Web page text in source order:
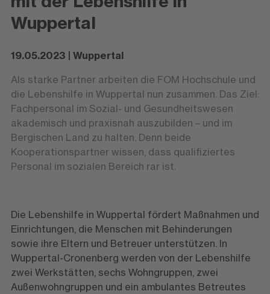
Wuppertal
19.05.2023 | Wuppertal
Als starke Partner arbeiten die FOM Hochschule und
die Lebenshilfe in Wuppertal nun zusammen. Das Ziel:
Fachpersonal im Sozial- und Gesundheitswesen
akademisch und praxisnah auszubilden – und im
Bergischen Land zu halten. Denn beide
Kooperationspartner wissen, dass qualifiziertes
Personal im sozialen Bereich rar ist.
Die Lebenshilfe in Wuppertal fördert Maßnahmen und
Einrichtungen, die Menschen mit Behinderungen
sowie ihre Eltern und Betreuer unterstützen. In
Wuppertal-Cronenberg werden von der Lebenshilfe
zwei Werkstätten, sechs Wohngruppen, zwei
Außenwohngruppen und ein ambulantes Betreutes